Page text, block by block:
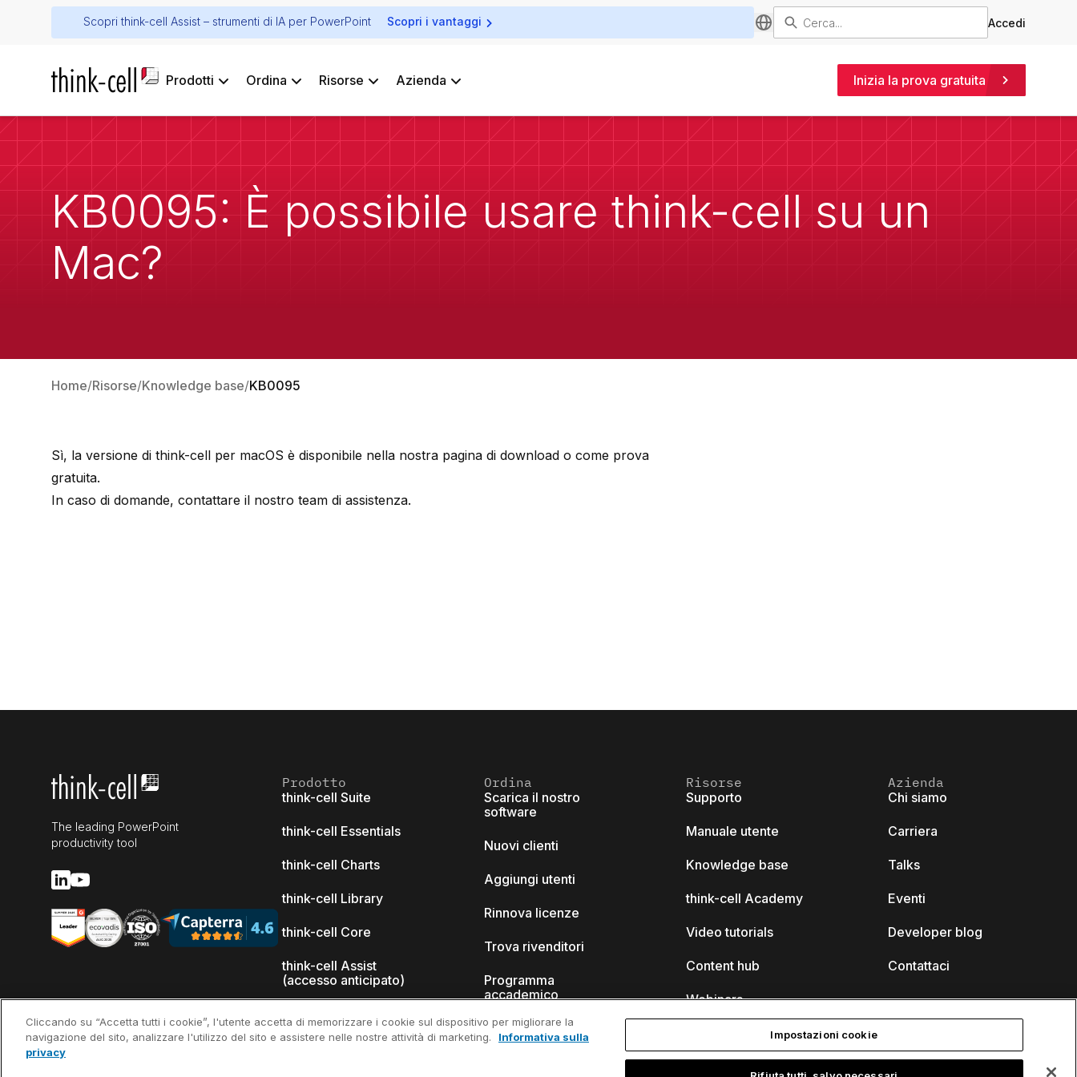
Scopri think-cell Assist – strumenti di IA per PowerPoint Scopri i vantaggi Accedi
Prodotti Ordina Risorse Azienda Inizia la prova gratuita
KB0095: È possibile usare think-cell su un
Mac?
Home Risorse Knowledge base KB0095
Sì, la versione di think-cell per macOS è disponibile nella nostra pagina di download o come prova
gratuita.
In caso di domande, contattare il nostro team di assistenza.
The leading PowerPoint
productivity tool
Prodotto
think-cell Suite
think-cell Essentials
think-cell Charts
think-cell Library
think-cell Core
think-cell Assist
(accesso anticipato)
Ordina
Scarica il nostro
software
Nuovi clienti
Aggiungi utenti
Rinnova licenze
Trova rivenditori
Programma
accademico
Programma per
startup
Risorse
Supporto
Manuale utente
Knowledge base
think-cell Academy
Video tutorials
Content hub
Webinars
Azienda
Chi siamo
Carriera
Talks
Eventi
Developer blog
Contattaci
Cliccando su “Accetta tutti i cookie”, l'utente accetta di memorizzare i cookie sul dispositivo per migliorare la
navigazione del sito, analizzare l'utilizzo del sito e assistere nelle nostre attività di marketing.
Informativa sulla
privacy
Impostazioni cookie